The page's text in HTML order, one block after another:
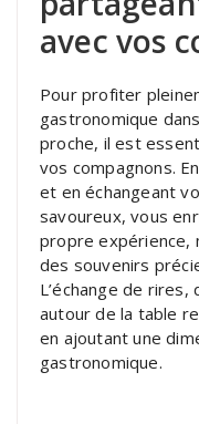
avec vos
Pour profiter
gastronomique
proche, il est
vos compagnons.
et en échangeant
savoureux, vous
propre expérience,
des souvenirs
L’échange de rires,
autour de la table
en ajoutant une
gastronomique.